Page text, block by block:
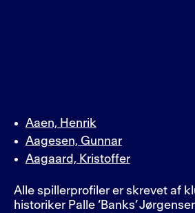
Aaen, Henrik
Aagesen, Gunnar
Aagaard, Kristoffer
Alle spillerprofiler er skrevet af
historiker Palle ‘Banks’